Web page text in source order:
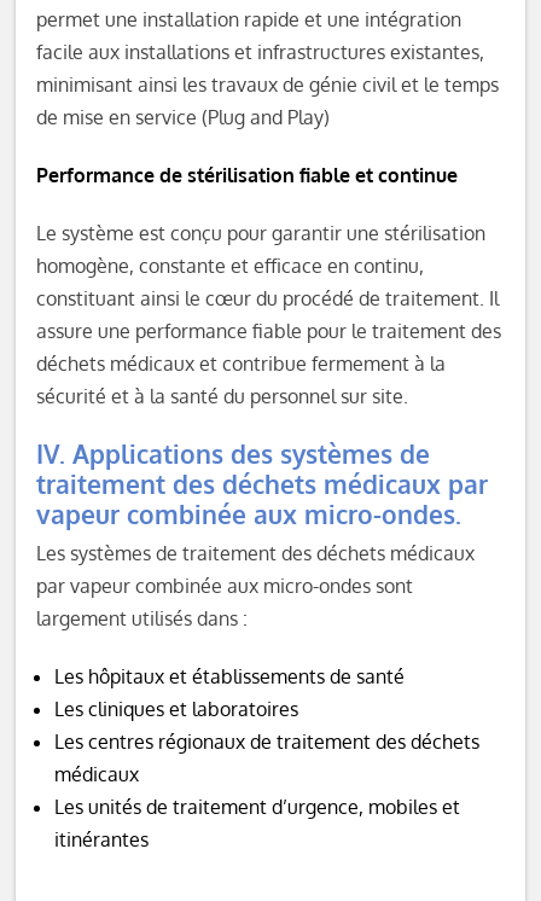
permet une installation rapide et une intégration
facile aux installations et infrastructures existantes,
minimisant ainsi les travaux de génie civil et le temps
de mise en service (Plug and Play)
Performance de stérilisation fiable et continue
Le système est conçu pour garantir une stérilisation
homogène, constante et efficace en continu,
constituant ainsi le cœur du procédé de traitement. Il
assure une performance fiable pour le traitement des
déchets médicaux et contribue fermement à la
sécurité et à la santé du personnel sur site.
IV. Applications des systèmes de
traitement des déchets médicaux par
vapeur combinée aux micro-ondes.
Les systèmes de traitement des déchets médicaux
par vapeur combinée aux micro-ondes sont
largement utilisés dans :
Les hôpitaux et établissements de santé
Les cliniques et laboratoires
Les centres régionaux de traitement des déchets
médicaux
Les unités de traitement d’urgence, mobiles et
itinérantes